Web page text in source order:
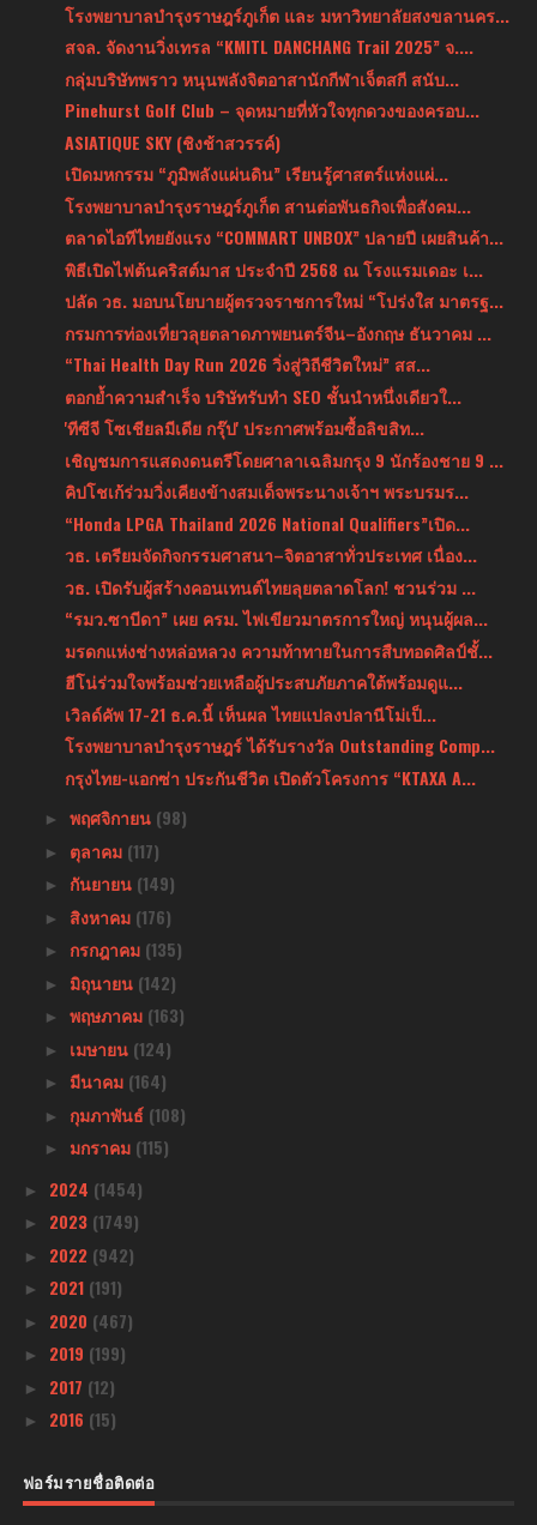
โรงพยาบาลบำรุงราษฎร์ภูเก็ต และ มหาวิทยาลัยสงขลานคร...
สจล. จัดงานวิ่งเทรล “KMITL DANCHANG Trail 2025” จ....
กลุ่มบริษัทพราว หนุนพลังจิตอาสานักกีฬาเจ็ตสกี สนับ...
Pinehurst Golf Club – จุดหมายที่หัวใจทุกดวงของครอบ...
ASIATIQUE SKY (ชิงช้าสวรรค์)
เปิดมหกรรม “ภูมิพลังแผ่นดิน” เรียนรู้ศาสตร์แห่งแผ่...
โรงพยาบาลบำรุงราษฎร์ภูเก็ต สานต่อพันธกิจเพื่อสังคม...
ตลาดไอทีไทยยังแรง “COMMART UNBOX” ปลายปี เผยสินค้า...
พิธีเปิดไฟต้นคริสต์มาส ประจำปี 2568 ณ โรงแรมเดอะ เ...
ปลัด วธ. มอบนโยบายผู้ตรวจราชการใหม่ “โปร่งใส มาตรฐ...
กรมการท่องเที่ยวลุยตลาดภาพยนตร์จีน–อังกฤษ ธันวาคม ...
“Thai Health Day Run 2026 วิ่งสู่วิถีชีวิตใหม่” สส...
ตอกย้ำความสำเร็จ บริษัทรับทำ SEO ชั้นนำหนึ่งเดียวใ...
'ทีซีจี โซเชียลมีเดีย กรุ๊ป' ประกาศพร้อมซื้อลิขสิท...
เชิญชมการแสดงดนตรีโดยศาลาเฉลิมกรุง 9 นักร้องชาย 9 ...
คิปโชเก้ร่วมวิ่งเคียงข้างสมเด็จพระนางเจ้าฯ พระบรมร...
“Honda LPGA Thailand 2026 National Qualifiers”เปิด...
วธ. เตรียมจัดกิจกรรมศาสนา–จิตอาสาทั่วประเทศ เนื่อง...
วธ. เปิดรับผู้สร้างคอนเทนต์ไทยลุยตลาดโลก! ชวนร่วม ...
“รมว.ซาบีดา” เผย ครม. ไฟเขียวมาตรการใหญ่ หนุนผู้ผล...
มรดกแห่งช่างหล่อหลวง ความท้าทายในการสืบทอดศิลป์ชั้...
ฮีโน่ร่วมใจพร้อมช่วยเหลือผู้ประสบภัยภาคใต้พร้อมดูแ...
เวิลด์คัพ 17-21 ธ.ค.นี้ เห็นผล ไทยแปลงปลานีโม่เป็...
โรงพยาบาลบำรุงราษฎร์ ได้รับรางวัล Outstanding Comp...
กรุงไทย-แอกซ่า ประกันชีวิต เปิดตัวโครงการ “KTAXA A...
► พฤศจิกายน (98)
► ตุลาคม (117)
► กันยายน (149)
► สิงหาคม (176)
► กรกฎาคม (135)
► มิถุนายน (142)
► พฤษภาคม (163)
► เมษายน (124)
► มีนาคม (164)
► กุมภาพันธ์ (108)
► มกราคม (115)
► 2024 (1454)
► 2023 (1749)
► 2022 (942)
► 2021 (191)
► 2020 (467)
► 2019 (199)
► 2017 (12)
► 2016 (15)
ฟอร์มรายชื่อติดต่อ